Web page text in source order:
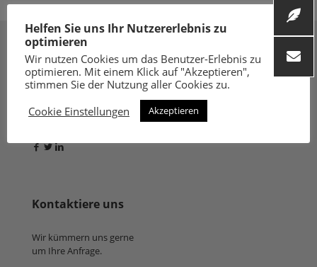
Folge uns
Kontaktiere uns
Wir kümmern uns gerne
um Ihre Anfrage.
Helfen Sie uns Ihr Nutzererlebnis zu
optimieren
Wir nutzen Cookies um das Benutzer-Erlebnis zu
optimieren. Mit einem Klick auf "Akzeptieren",
stimmen Sie der Nutzung aller Cookies zu.
Cookie Einstellungen
Akzeptieren